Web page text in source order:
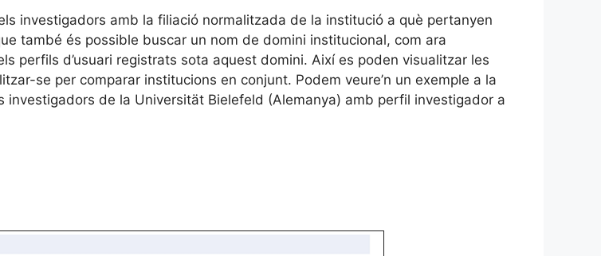
investigadors amb la filiació normalitzada de la institució a què pertanyen
també és possible buscar un nom de domini institucional, com ara
perfils d’usuari registrats sota aquest domini. Així es poden visualitzar les
se per comparar institucions en conjunt. Podem veure’n un exemple a la
de la Universität Bielefeld (Alemanya) amb perfil investigador a